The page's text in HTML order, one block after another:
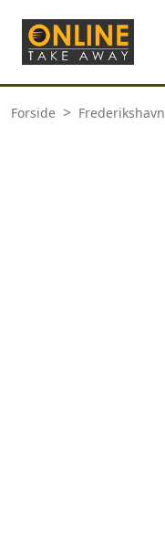
Forside Frederikshavn